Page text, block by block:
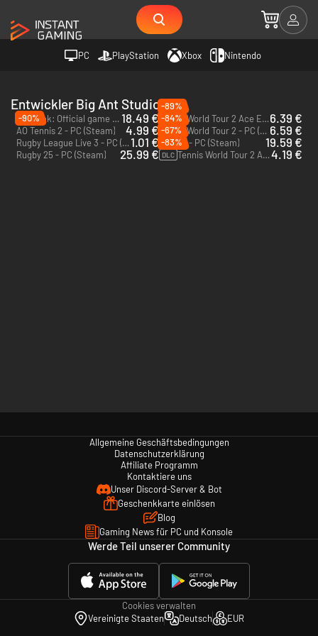
PC PlayStation Xbox Nintendo
Entwickler Big Ant Studios
Tiebreak: Official game of the ATP and WTA - PC (Steam) 18.49 €
-89%
Tennis World Tour 2 Ace Edition - PC (Steam)6.39 €
-90%
AO Tennis 2 - PC (Steam)
4.99 €
-84%
Tennis World Tour 2 - PC (Steam) 6.59 €
Rugby League Live 3 - PC (Steam)1.01 €
-67%
AFL 23 - PC (Steam)
19.59 €
Rugby 25 - PC (Steam) 25.99 €
-83%
DLC Tennis World Tour 2 Annual Pass - PC (Steam)4.19 €
Allgemeine Geschäftsbedingungen
Datenschutzerklärung
Affiliate Programm
Kontaktiere uns
Unser Discord-Server & Bot
Geschenkkarte einlösen
Blog
Gaming News für PC und Konsole
Werde Teil unserer Community
Cookies verwalten
Vereinigte Staaten
Deutsch EUR